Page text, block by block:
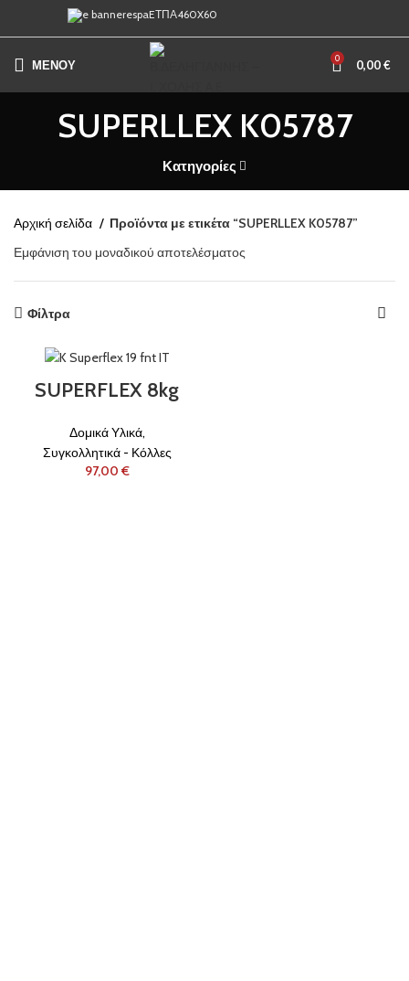
ΜΕΝΟΥ 0 0,00€
SUPERLLEX K05787
Κατηγορίες
Αρχική σελίδα
Προϊόντα με ετικέτα “SUPERLLEX K05787”
Εμφάνιση του μοναδικού αποτελέσματος
Φίλτρα
SUPERFLEX 8kg
Δομικά Υλικά,
Συγκολλητικά - Κόλλες
€